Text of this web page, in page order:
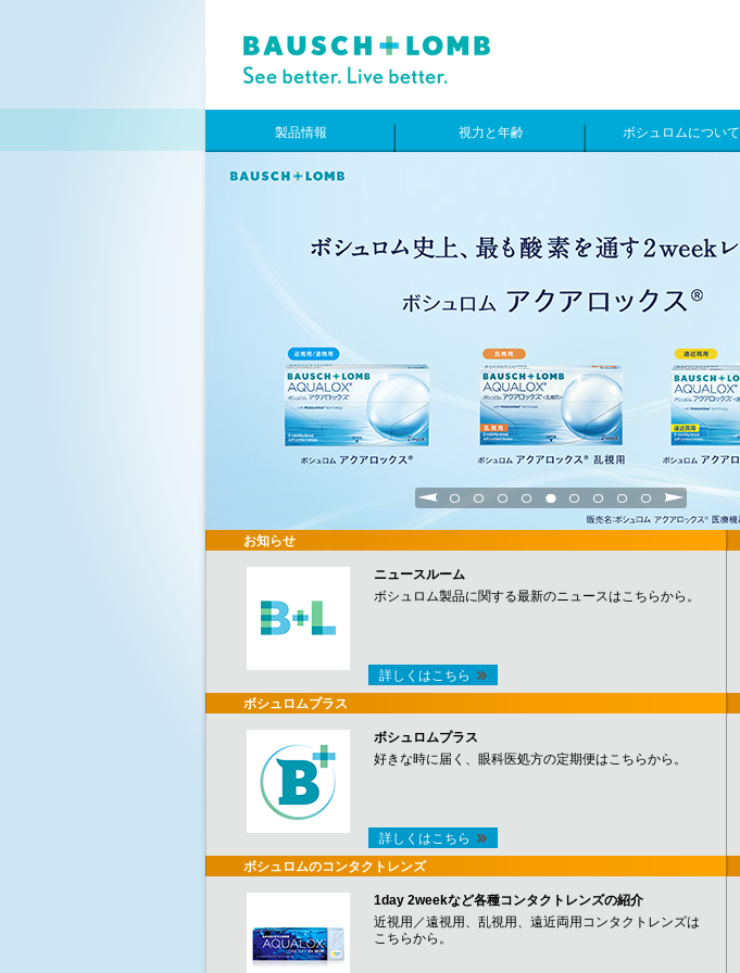
製品情報 視力と年齢 ボシュロムについて
1 2 3 4 5 6 7 8 9
お知らせ
ニュースルーム
ボシュロム製品に関する最新のニュースはこちらから。
詳しくはこちら
ボシュロムプラス
ボシュロムプラス
好きな時に届く、眼科医処方の定期便はこちらから。
詳しくはこちら
ボシュロムのコンタクトレンズ
1day 2weekなど各種コンタクトレンズの紹介
近視用／遠視用、乱視用、遠近両用コンタクトレンズは
こちらから。